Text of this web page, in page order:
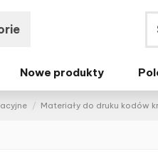
Nowe produkty
Materiały do druku kodów